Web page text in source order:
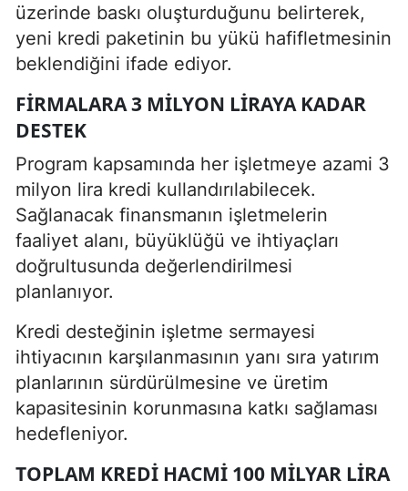
üzerinde baskı oluşturduğunu belirterek,
yeni kredi paketinin bu yükü hafifletmesinin
beklendiğini ifade ediyor.
FIRMALARA 3 MILYON LIRAYA KADAR
DESTEK
Program kapsamında her işletmeye azami 3
milyon lira kredi kullandırılabilecek.
Sağlanacak finansmanın işletmelerin
faaliyet alanı, büyüklüğü ve ihtiyaçları
doğrultusunda değerlendirilmesi
planlanıyor.
Kredi desteğinin işletme sermayesi
ihtiyacının karşılanmasının yanı sıra yatırım
planlarının sürdürülmesine ve üretim
kapasitesinin korunmasına katkı sağlaması
hedefleniyor.
TOPLAM KREDI HACMI 100 MILYAR LIRA